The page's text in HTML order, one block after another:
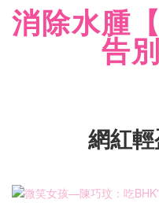
消除水腫
告
網紅